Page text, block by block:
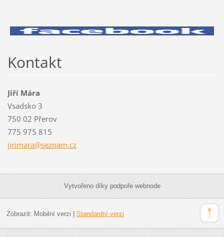
Kontakt
Jiří Mára
Vsadsko 3
750 02 Přerov
775 975 815
jirimara@seznam.cz
Vytvořeno díky podpoře webnode
Zobrazit: Mobilní verzi | Standardní verzi